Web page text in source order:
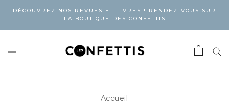
DÉCOUVREZ NOS REVUES ET LIVRES ! RENDEZ-VOUS SUR
LA BOUTIQUE DES CONFETTIS
Accueil